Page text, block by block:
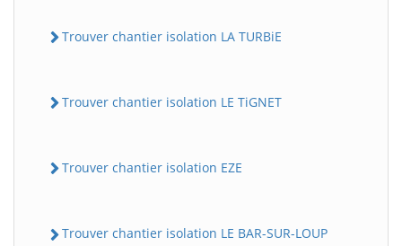
Trouver chantier isolation LA TURBiE
Trouver chantier isolation LE TiGNET
Trouver chantier isolation EZE
Trouver chantier isolation LE BAR-SUR-LOUP